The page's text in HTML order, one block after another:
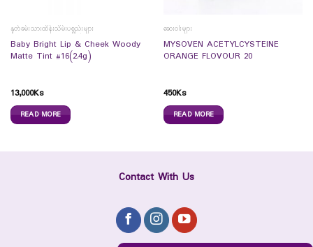
နှုတ်ခမ်းသားထိန်းသိမ်းပစ္စည်းများ
Baby Bright Lip & Cheek Woody
Matte Tint #16(2.4g)
13,000Ks
READ MORE
ဆေးဝါးများ
MYSOVEN ACETYLCYSTEINE
ORANGE FLOVOUR 20
450Ks
READ MORE
Contact With Us